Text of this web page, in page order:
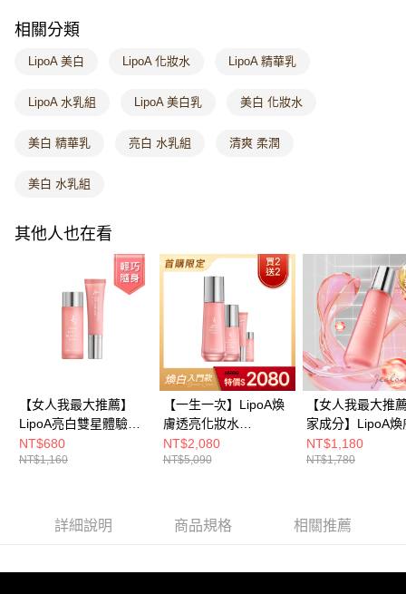
帳／街口支付／iPASS MONEY」等通路繳費。
【注意事項】
用戶於交易時，得透過本服務購買商品或服務，並由商店將買賣／分期付款
資料（包含姓名、電話或地址）提供予台灣大哥大進項蒐集、處理及利用，
3.完整用戶服務條款，請詳閱以下連結：
每筆NT$80，滿NT$699(含以上)免運費
萊爾富取貨付款
每筆NT$80，滿NT$699(含以上)免運費
7-11取貨付款
付款後7-11取貨
每筆NT$80，滿NT$699(含以上)免運費
本島宅配
每筆NT$80，滿NT$699(含以上)免運費
每筆NT$150，滿NT$2,000(含以上)免運費
貨到付款
每筆NT$100，滿NT$999(含以上)免運費
海外配送-香港、澳門專屬 查看運費
海外配送-亞洲、歐美（美國標準同加拿大） 查看運費
相關分類
LipoA 美白 LipoA 化妝水 LipoA 精華乳
LipoA 水乳組 LipoA 美白乳 美白 化妝水
美白 精華乳 亮白 水乳組 清爽 柔潤
美白 水乳組
其他人也在看
【女人我最大推薦】
LipoA亮白雙星體驗組
(LipoA煥膚透亮化妝水
15ml+LipoA煥膚無瑕
NT$680
NT$1,160
【一生一次】LipoA煥
膚透亮化妝水
120ml+LipoA煥膚無瑕
精華乳50ml+贈 LipoA
精華乳10ml
NT$2,080
NT$5,090
【女人我最大推
家成分】LipoA煥
亮化妝水120ml
組）
NT$1,180
NT$1,780
詳細說明 商品規格 相關推薦